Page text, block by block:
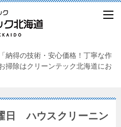
納得の技術・安心価格！丁寧な作
掃除はクリーンテック北海道にお
日 ハウスクリーニン